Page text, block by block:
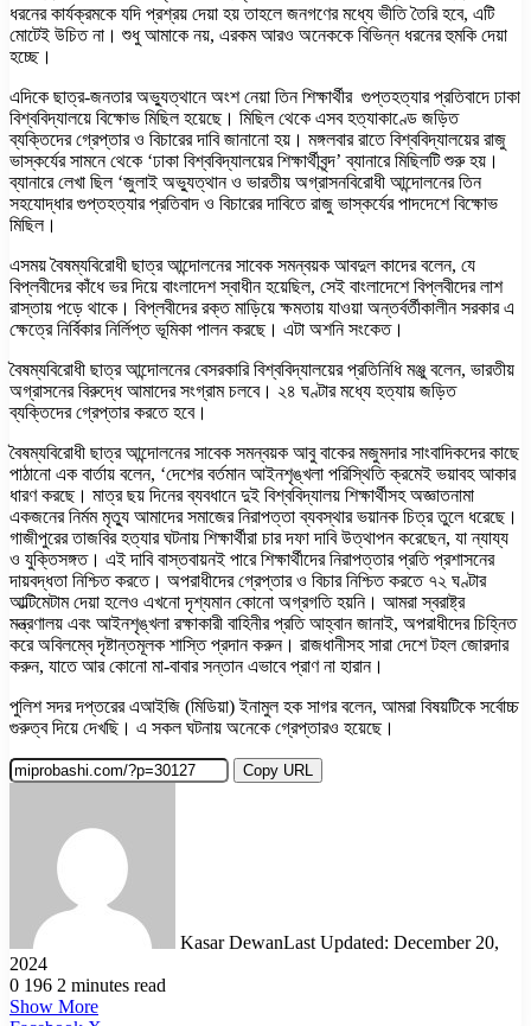
ধরনের কার্যক্রমকে যদি প্রশ্রয় দেয়া হয় তাহলে জনগণের মধ্যে ভীতি তৈরি হবে, এটি
মোটেই উচিত না। শুধু আমাকে নয়, এরকম আরও অনেককে বিভিন্ন ধরনের হুমকি দেয়া
হচ্ছে।
এদিকে ছাত্র-জনতার অভ্যুত্থানে অংশ নেয়া তিন শিক্ষার্থীর গুপ্তহত্যার প্রতিবাদে ঢাকা
বিশ্ববিদ্যালয়ে বিক্ষোভ মিছিল হয়েছে। মিছিল থেকে এসব হত্যাকাণ্ডে জড়িত
ব্যক্তিদের গ্রেপ্তার ও বিচারের দাবি জানানো হয়। মঙ্গলবার রাতে বিশ্ববিদ্যালয়ের রাজু
ভাস্কর্যের সামনে থেকে ‘ঢাকা বিশ্ববিদ্যালয়ের শিক্ষার্থীবৃন্দ’ ব্যানারে মিছিলটি শুরু হয়।
ব্যানারে লেখা ছিল ‘জুলাই অভ্যুত্থান ও ভারতীয় অগ্রাসনবিরোধী আন্দোলনের তিন
সহযোদ্ধার গুপ্তহত্যার প্রতিবাদ ও বিচারের দাবিতে রাজু ভাস্কর্যের পাদদেশে বিক্ষোভ
মিছিল।
এসময় বৈষম্যবিরোধী ছাত্র আন্দোলনের সাবেক সমন্বয়ক আবদুল কাদের বলেন, যে
বিপ্লবীদের কাঁধে ভর দিয়ে বাংলাদেশ স্বাধীন হয়েছিল, সেই বাংলাদেশে বিপ্লবীদের লাশ
রাস্তায় পড়ে থাকে। বিপ্লবীদের রক্ত মাড়িয়ে ক্ষমতায় যাওয়া অন্তর্বর্তীকালীন সরকার এ
ক্ষেত্রে নির্বিকার নির্লিপ্ত ভূমিকা পালন করছে। এটা অশনি সংকেত।
বৈষম্যবিরোধী ছাত্র আন্দোলনের বেসরকারি বিশ্ববিদ্যালয়ের প্রতিনিধি মঞ্জু বলেন, ভারতীয়
অগ্রাসনের বিরুদ্ধে আমাদের সংগ্রাম চলবে। ২৪ ঘণ্টার মধ্যে হত্যায় জড়িত
ব্যক্তিদের গ্রেপ্তার করতে হবে।
বৈষম্যবিরোধী ছাত্র আন্দোলনের সাবেক সমন্বয়ক আবু বাকের মজুমদার সাংবাদিকদের কাছে
পাঠানো এক বার্তায় বলেন, ‘দেশের বর্তমান আইনশৃঙ্খলা পরিস্থিতি ক্রমেই ভয়াবহ আকার
ধারণ করছে। মাত্র ছয় দিনের ব্যবধানে দুই বিশ্ববিদ্যালয় শিক্ষার্থীসহ অজ্ঞাতনামা
একজনের নির্মম মৃত্যু আমাদের সমাজের নিরাপত্তা ব্যবস্থার ভয়ানক চিত্র তুলে ধরেছে।
গাজীপুরের তাজবির হত্যার ঘটনায় শিক্ষার্থীরা চার দফা দাবি উত্থাপন করেছেন, যা ন্যায্য
ও যুক্তিসঙ্গত। এই দাবি বাস্তবায়নই পারে শিক্ষার্থীদের নিরাপত্তার প্রতি প্রশাসনের
দায়বদ্ধতা নিশ্চিত করতে। অপরাধীদের গ্রেপ্তার ও বিচার নিশ্চিত করতে ৭২ ঘণ্টার
আল্টিমেটাম দেয়া হলেও এখনো দৃশ্যমান কোনো অগ্রগতি হয়নি। আমরা স্বরাষ্ট্র
মন্ত্রণালয় এবং আইনশৃঙ্খলা রক্ষাকারী বাহিনীর প্রতি আহ্বান জানাই, অপরাধীদের চিহ্নিত
করে অবিলম্বে দৃষ্টান্তমূলক শাস্তি প্রদান করুন। রাজধানীসহ সারা দেশে টহল জোরদার
করুন, যাতে আর কোনো মা-বাবার সন্তান এভাবে প্রাণ না হারান।
পুলিশ সদর দপ্তরের এআইজি (মিডিয়া) ইনামুল হক সাগর বলেন, আমরা বিষয়টিকে সর্বোচ্চ
গুরুত্ব দিয়ে দেখছি। এ সকল ঘটনায় অনেকে গ্রেপ্তারও হয়েছে।
Copy URL
Kasar DewanLast Updated: December 20,
2024
0 196 2 minutes read
Show More